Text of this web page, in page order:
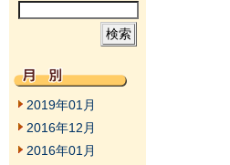
2019年01月
2016年12月
2016年01月